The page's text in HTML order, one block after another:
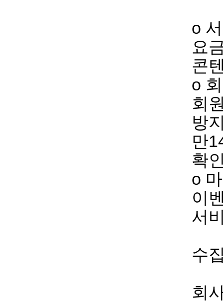
ο
요
콘
ο
회
방
만
확
ο
이
서
수
회